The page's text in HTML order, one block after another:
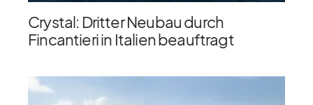
Crystal: Dritter Neubau durch
Fincantieri in Italien beauftragt